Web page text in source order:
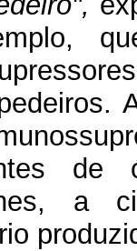
de
a